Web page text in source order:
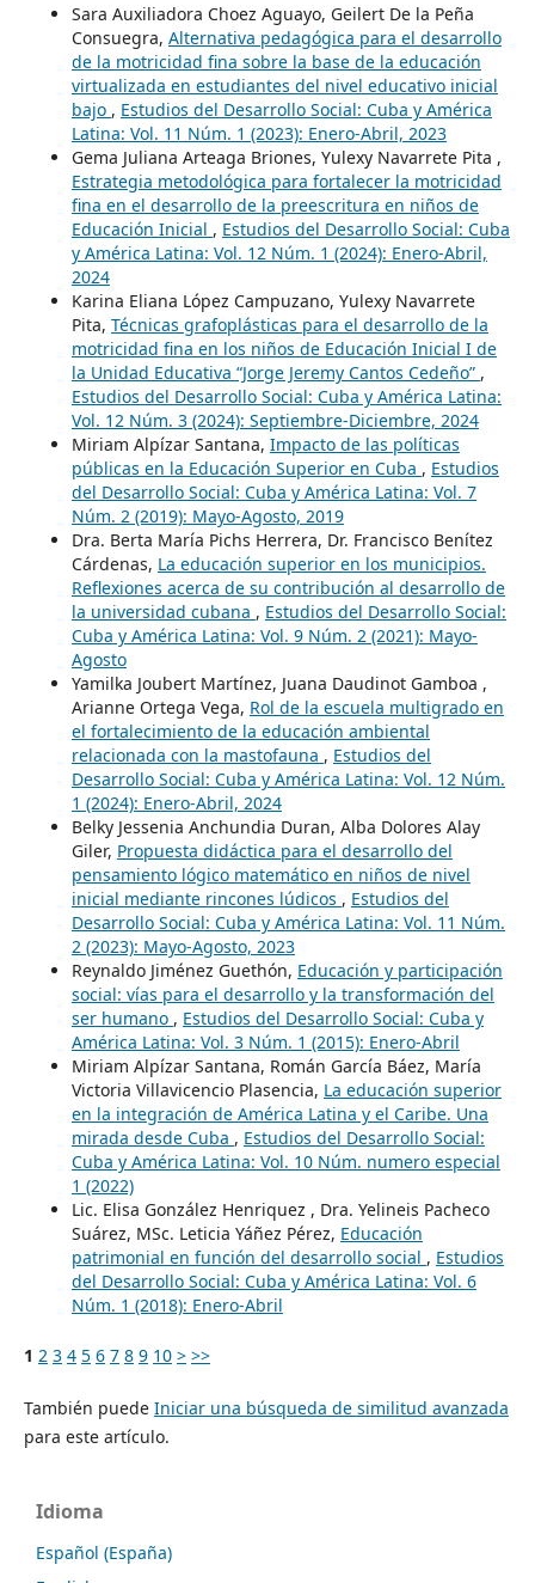
Sara Auxiliadora Choez Aguayo, Geilert De la Peña
Consuegra, Alternativa pedagógica para el desarrollo
de la motricidad fina sobre la base de la educación
virtualizada en estudiantes del nivel educativo inicial
bajo , Estudios del Desarrollo Social: Cuba y América
Latina: Vol. 11 Núm. 1 (2023): Enero-Abril, 2023
Gema Juliana Arteaga Briones, Yulexy Navarrete Pita ,
Estrategia metodológica para fortalecer la motricidad
fina en el desarrollo de la preescritura en niños de
Educación Inicial , Estudios del Desarrollo Social: Cuba
y América Latina: Vol. 12 Núm. 1 (2024): Enero-Abril,
2024
Karina Eliana López Campuzano, Yulexy Navarrete
Pita, Técnicas grafoplásticas para el desarrollo de la
motricidad fina en los niños de Educación Inicial I de
la Unidad Educativa “Jorge Jeremy Cantos Cedeño” ,
Estudios del Desarrollo Social: Cuba y América Latina:
Vol. 12 Núm. 3 (2024): Septiembre-Diciembre, 2024
Miriam Alpízar Santana, Impacto de las políticas
públicas en la Educación Superior en Cuba , Estudios
del Desarrollo Social: Cuba y América Latina: Vol. 7
Núm. 2 (2019): Mayo-Agosto, 2019
Dra. Berta María Pichs Herrera, Dr. Francisco Benítez
Cárdenas, La educación superior en los municipios.
Reflexiones acerca de su contribución al desarrollo de
la universidad cubana , Estudios del Desarrollo Social:
Cuba y América Latina: Vol. 9 Núm. 2 (2021): Mayo-
Agosto
Yamilka Joubert Martínez, Juana Daudinot Gamboa ,
Arianne Ortega Vega, Rol de la escuela multigrado en
el fortalecimiento de la educación ambiental
relacionada con la mastofauna , Estudios del
Desarrollo Social: Cuba y América Latina: Vol. 12 Núm.
1 (2024): Enero-Abril, 2024
Belky Jessenia Anchundia Duran, Alba Dolores Alay
Giler, Propuesta didáctica para el desarrollo del
pensamiento lógico matemático en niños de nivel
inicial mediante rincones lúdicos , Estudios del
Desarrollo Social: Cuba y América Latina: Vol. 11 Núm.
2 (2023): Mayo-Agosto, 2023
Reynaldo Jiménez Guethón, Educación y participación
social: vías para el desarrollo y la transformación del
ser humano , Estudios del Desarrollo Social: Cuba y
América Latina: Vol. 3 Núm. 1 (2015): Enero-Abril
Miriam Alpízar Santana, Román García Báez, María
Victoria Villavicencio Plasencia, La educación superior
en la integración de América Latina y el Caribe. Una
mirada desde Cuba , Estudios del Desarrollo Social:
Cuba y América Latina: Vol. 10 Núm. numero especial
1 (2022)
Lic. Elisa González Henriquez , Dra. Yelineis Pacheco
Suárez, MSc. Leticia Yáñez Pérez, Educación
patrimonial en función del desarrollo social , Estudios
del Desarrollo Social: Cuba y América Latina: Vol. 6
Núm. 1 (2018): Enero-Abril
1 2 3 4 5 6 7 8 9 10 > >>
También puede Iniciar una búsqueda de similitud avanzada
para este artículo.
Idioma
Español (España)